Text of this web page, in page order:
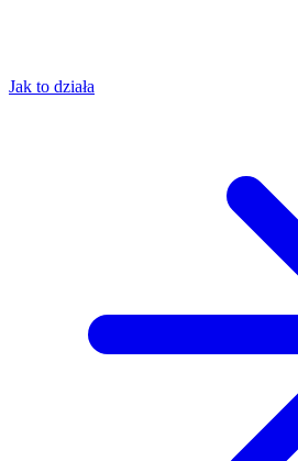
Jak to działa